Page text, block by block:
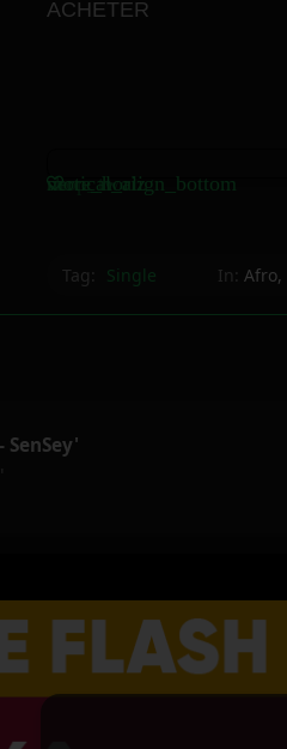
ACHETER
shop_two
vertical_align_bottom
more_horiz
Tag: Single In: Afro,
SenSey'